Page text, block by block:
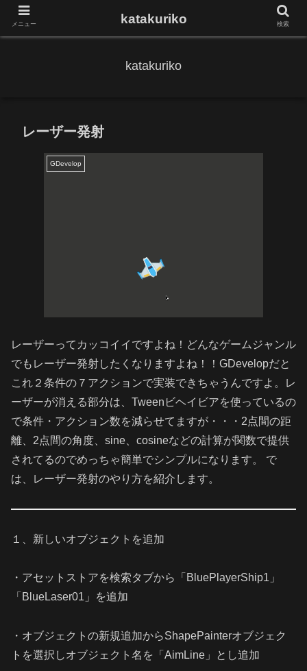
katakuriko
レーザー発射
GDevelop
レーザーってカッコイイですよね！どんなゲームジャンル
でもレーザー発射したくなりますよね！！GDevelopだと
これ２条件の７アクションで実装できちゃうんですよ。レ
ーザーが消える部分は、Tweenビヘイビアを使っているの
で条件・アクション数を減らせてますが・・・2点間の距
離、2点間の角度、sine、cosineなどの計算が関数で提供
されてるのでめっちゃ簡単でシンプルになります。 で
は、レーザー発射のやり方を紹介します。
１、新しいオブジェクトを追加
・アセットストアを検索タブから「BluePlayerShip1」
「BlueLaser01」を追加
・オブジェクトの新規追加からShapePainterオブジェク
トを選択しオブジェクト名を「AimLine」とし追加
メニュー katakuriko 検索